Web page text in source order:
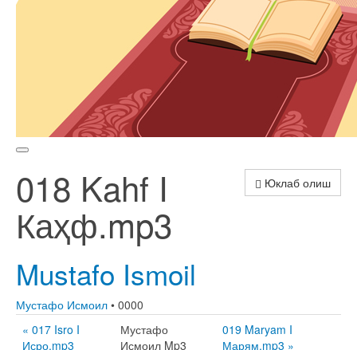
Юклаб олиш
018 Kahf I
Каҳф.mp3
Mustafo Ismoil
Мустафо Исмоил • 0000
« 017 Isro I
Исро.mp3
Мустафо
Исмоил Mp3
019 Maryam I
Марям.mp3 »